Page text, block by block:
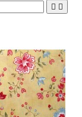
 